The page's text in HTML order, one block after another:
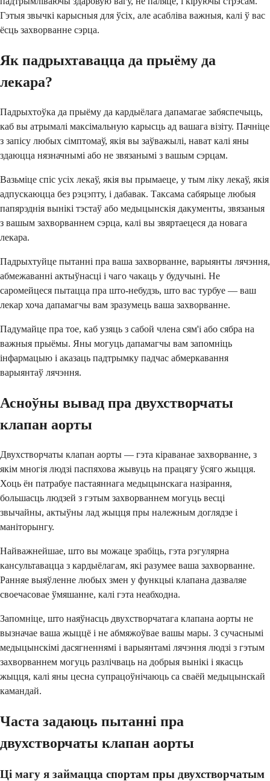
Гэтыя звычкі карысныя для ўсіх, але асабліва важныя, калі ў вас
ёсць захворванне сэрца.
Як падрыхтавацца да прыёму да
лекара?
Падрыхтоўка да прыёму да кардыёлага дапамагае забяспечыць,
каб вы атрымалі максімальную карысць ад вашага візіту. Пачніце
з запісу любых сімптомаў, якія вы заўважылі, нават калі яны
здаюцца нязначнымі або не звязанымі з вашым сэрцам.
Вазьміце спіс усіх лекаў, якія вы прымаеце, у тым ліку лекаў, якія
адпускаюцца без рэцэпту, і дабавак. Таксама сабярыце любыя
папярэднія вынікі тэстаў або медыцынскія дакументы, звязаныя
з вашым захворваннем сэрца, калі вы звяртаецеся да новага
лекара.
Падрыхтуйце пытанні пра ваша захворванне, варыянты лячэння,
абмежаванні актыўнасці і чаго чакаць у будучыні. Не
саромейцеся пытацца пра што-небудзь, што вас турбуе — ваш
лекар хоча дапамагчы вам зразумець ваша захворванне.
Падумайце пра тое, каб узяць з сабой члена сям'і або сябра на
важныя прыёмы. Яны могуць дапамагчы вам запомніць
інфармацыю і аказаць падтрымку падчас абмеркавання
варыянтаў лячэння.
Асноўны вывад пра двухстворчаты
клапан аорты
Двухстворчаты клапан аорты — гэта кіраванае захворванне, з
якім многія людзі паспяхова жывуць на працягу ўсяго жыцця.
Хоць ён патрабуе пастаяннага медыцынскага назірання,
большасць людзей з гэтым захворваннем могуць весці
звычайны, актыўны лад жыцця пры належным доглядзе і
маніторынгу.
Найважнейшае, што вы можаце зрабіць, гэта рэгулярна
кансультавацца з кардыёлагам, які разумее ваша захворванне.
Ранняе выяўленне любых змен у функцыі клапана дазваляе
своечасовае ўмяшанне, калі гэта неабходна.
Запомніце, што наяўнасць двухстворчатага клапана аорты не
вызначае ваша жыццё і не абмяжоўвае вашы мары. З сучаснымі
медыцынскімі дасягненнямі і варыянтамі лячэння людзі з гэтым
захворваннем могуць разлічваць на добрыя вынікі і якасць
жыцця, калі яны цесна супрацоўнічаюць са сваёй медыцынскай
камандай.
Часта задаюць пытанні пра
двухстворчаты клапан аорты
Ці магу я займацца спортам пры двухстворчатым